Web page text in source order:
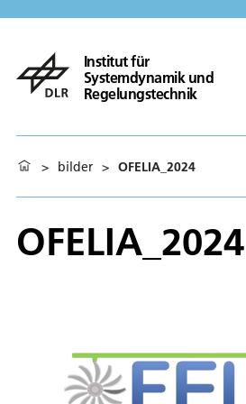
Institut für
Systemdynamik und
Regelungstechnik
> bilder > OFELIA_2024
OFELIA_2024